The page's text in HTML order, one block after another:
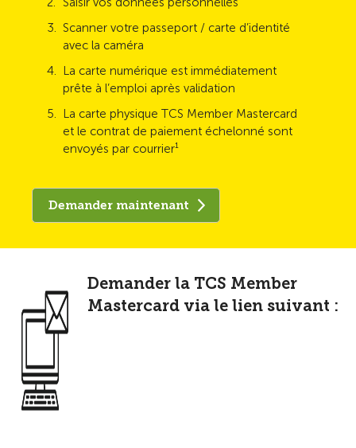
Scanner votre passeport / carte d’identité
avec la caméra
La carte numérique est immédiatement
prête à l’emploi après validation
La carte physique TCS Member Mastercard
et le contrat de paiement échelonné sont
envoyés par courrier¹
Demander maintenant
Demander la TCS Member
Mastercard via le lien suivant :